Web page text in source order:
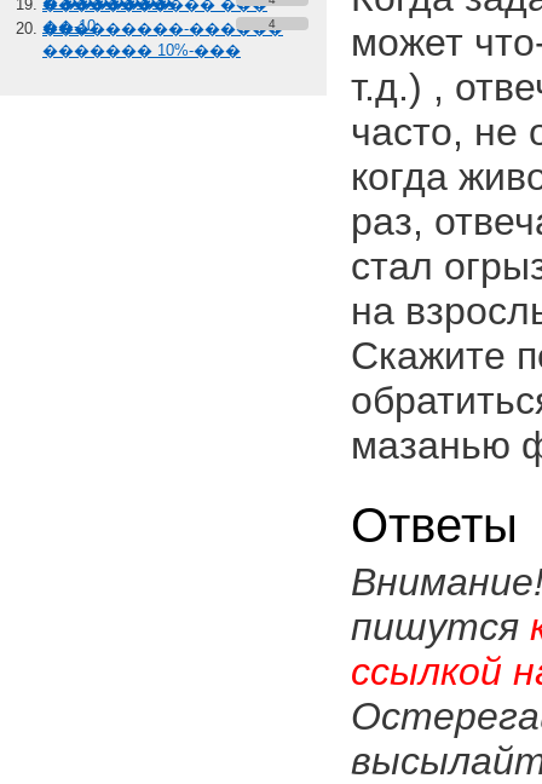
����������� ���
��-10
���������-������
������� 10%-���
4
может
т.д.) ,
часто, не
когда
раз,
стал
на
Скажите
мазанью
Ответы
пишутся
ссылкой